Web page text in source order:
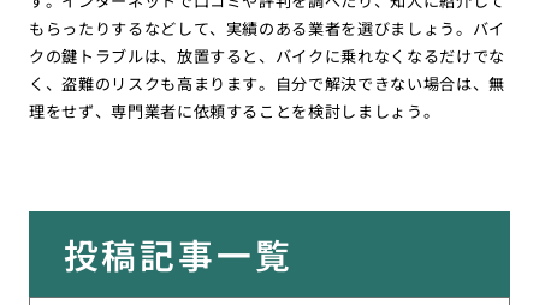
もらったりするなどして、実績のある業者を選びましょう。バイ
クの鍵トラブルは、放置すると、バイクに乗れなくなるだけでな
く、盗難のリスクも高まります。自分で解決できない場合は、無
理をせず、専門業者に依頼することを検討しましょう。
投稿記事一覧